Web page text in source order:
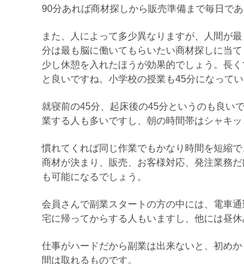
90分あれば商材探しから販売準備まで毎日で
また、人によって多少異なりますが、人間が
分は最も脳に働いてもらいたい商材探しに当
少し休憩を入れたほうが効果的でしょう。長
と良いですね。小学校の授業も45分になって
就寝前の45分、起床後の45分というのも良い
業する人も多いですし、朝の時間帯はシャキッ
慣れてくれば同じ作業でもかなり時間を短縮で
商材が決まり、販売、お客様対応、発注業務
も可能になるでしょう。
会員さんで副業スタートの方の中には、電車
宅に帰ってからする人もいますし、他には昼
仕事がハードだから副業は出来ないと、初め
間は取れるものです。